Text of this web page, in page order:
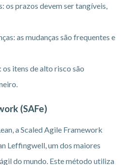
os prazos devem ser tangíveis,
as mudanças são frequentes e
itens de alto risco são
(SAFe)
a Scaled Agile Framework
Leffingwell, um dos maiores
do mundo. Este método utiliza